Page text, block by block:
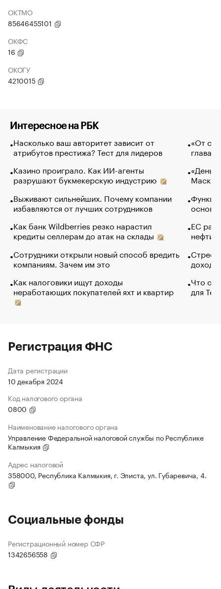
ОКТМО
85646455101
ОКФС
16
ОКОГУ
4210015
Интересное на РБК
Насколько ваш авторитет зависит от
атрибутов престижа? Тест для лидеров
Казино проиграло. Как ИИ-агенты
разрушают букмекерскую индустрию
Выживают сильнейших. Почему компании
избавляются от лучших сотрудников
Как банк Wildberries резко нарастил
кредиты селлерам до атак на склады
Сотрудники открыли новый способ вредить
компаниям. Зачем им это
Как налоговики ищут доходы
неработающих покупателей яхт и квартир
«От
глава
Маск в
основ
ЕС
нефти
Что
для
Регистрация ФНС
Дата регистрации
10 декабря 2024
Код налогового органа
0800
Наименование налогового органа
Управление Федеральной налоговой службы по Республике
Калмыкия
Адрес налоговой
358000, Республика Калмыкия, г. Элиста, ул. Губаревича, 4.
Социальные фонды
Регистрационный номер СФР
1342656558